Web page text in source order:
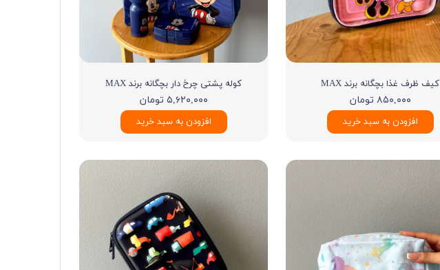
سویشرت بلوز هودی
کاپشن بچه گانه
جوراب دستکش کلاه
کیف و کفش بچگانه
عینک آفتابی بچگانه
کیف ظرف غذا بچگانه برند MAX
۸۵۰,۰۰۰ تومان
افزودن به سبد خرید
کوله پشتی چرخ دار بچگانه برند MAX
۵,۶۲۰,۰۰۰ تومان
افزودن به سبد خرید